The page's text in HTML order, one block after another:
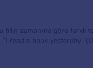
fiilin zamanına göre farklı
“I read a book yesterday”